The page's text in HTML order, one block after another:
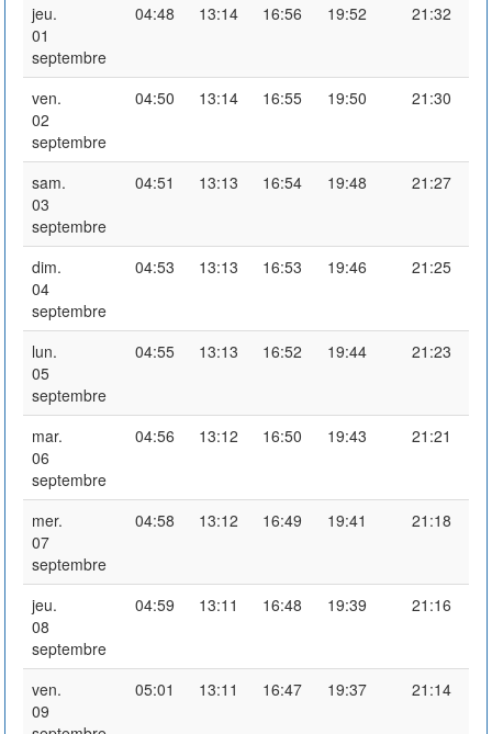
jeu.
01
septembre
04:48 13:14 16:56 19:52 21:32
ven.
02
septembre
04:50 13:14 16:55 19:50 21:30
sam.
03
septembre
04:51 13:13 16:54 19:48 21:27
dim.
04
septembre
04:53 13:13 16:53 19:46 21:25
lun.
05
septembre
04:55 13:13 16:52 19:44 21:23
mar.
06
septembre
04:56 13:12 16:50 19:43 21:21
mer.
07
septembre
04:58 13:12 16:49 19:41 21:18
jeu.
08
septembre
04:59 13:11 16:48 19:39 21:16
ven.
09
05:01 13:11 16:47 19:37 21:14